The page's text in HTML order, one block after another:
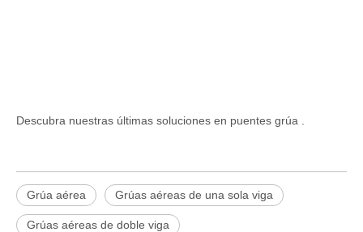
Descubra nuestras últimas soluciones en puentes grúa .
Grúa aérea Grúas aéreas de una sola viga
Grúas aéreas de doble viga